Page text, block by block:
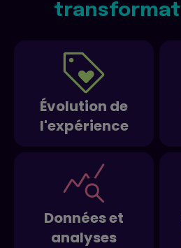
Évolution de
l'expérience
Données et
analyses